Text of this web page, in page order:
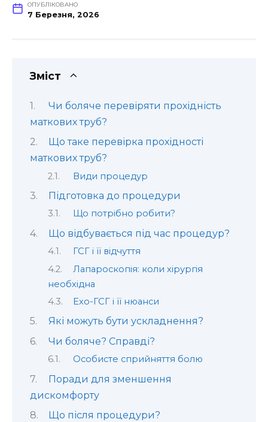
ОПУБЛІКОВАНО
7 Березня, 2026
Зміст
Чи боляче перевіряти прохідність
маткових труб?
Що таке перевірка прохідності
маткових труб?
Види процедур
Підготовка до процедури
Що потрібно робити?
Що відбувається під час процедур?
ГСГ і її відчуття
Лапароскопія: коли хірургія
необхідна
Ехо-ГСГ і її нюанси
Які можуть бути ускладнення?
Чи боляче? Справді?
Особисте сприйняття болю
Поради для зменшення
дискомфорту
Що після процедури?